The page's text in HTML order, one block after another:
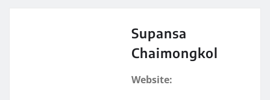
Supansa
Chaimongkol
Website: